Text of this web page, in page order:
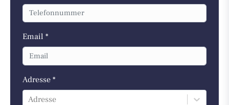
Email *
Adresse *
Adresse